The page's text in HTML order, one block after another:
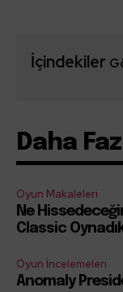
İçindekiler
Daha
Oyun Makaleleri
Ne
Classic
Oyun İncelemeleri
Anomaly